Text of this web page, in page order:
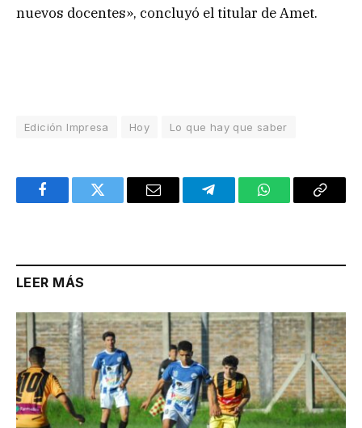
nuevos docentes», concluyó el titular de Amet.
Edición Impresa Hoy Lo que hay que saber
FacebookTwitter Email TelegramWhatsAppCopy
LEER MÁS